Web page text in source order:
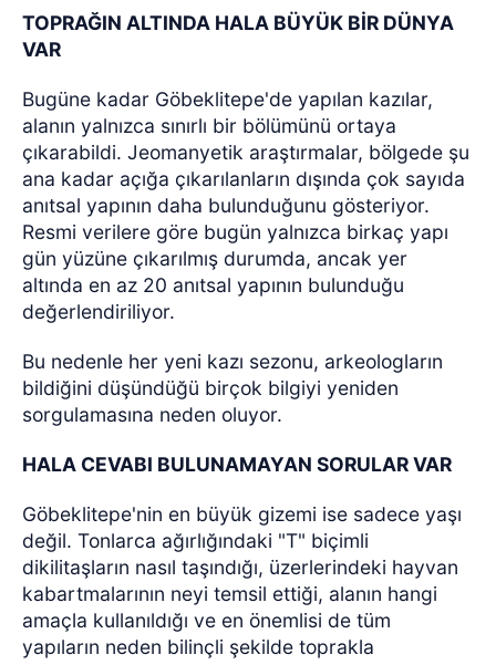
TOPRAĞIN ALTINDA HALA BÜYÜK BİR DÜNYA
VAR
Bugüne kadar Göbeklitepe'de yapılan kazılar,
alanın yalnızca sınırlı bir bölümünü ortaya
çıkarabildi. Jeomanyetik araştırmalar, bölgede şu
ana kadar açığa çıkarılanların dışında çok sayıda
anıtsal yapının daha bulunduğunu gösteriyor.
Resmi verilere göre bugün yalnızca birkaç yapı
gün yüzüne çıkarılmış durumda, ancak yer
altında en az 20 anıtsal yapının bulunduğu
değerlendiriliyor.
Bu nedenle her yeni kazı sezonu, arkeologların
bildiğini düşündüğü birçok bilgiyi yeniden
sorgulamasına neden oluyor.
HALA CEVABI BULUNAMAYAN SORULAR VAR
Göbeklitepe'nin en büyük gizemi ise sadece yaşı
değil. Tonlarca ağırlığındaki "T" biçimli
dikilitaşların nasıl taşındığı, üzerlerindeki hayvan
kabartmalarının neyi temsil ettiği, alanın hangi
amaçla kullanıldığı ve en önemlisi de tüm
yapıların neden bilinçli şekilde toprakla